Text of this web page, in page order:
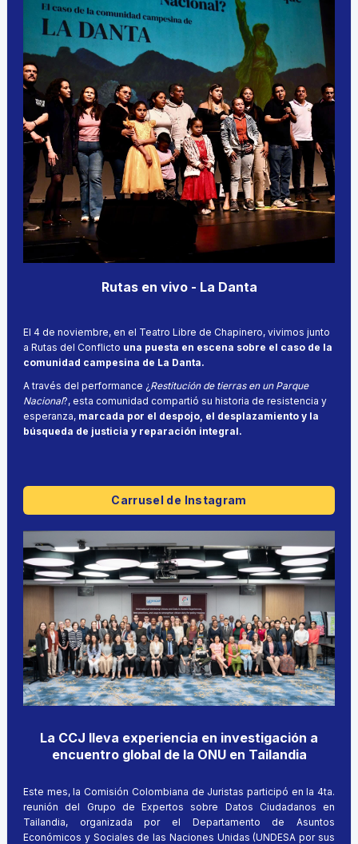
Rutas en vivo - La Danta
El 4 de noviembre, en el Teatro Libre de Chapinero, vivimos junto
a Rutas del Conflicto una puesta en escena sobre el caso de la
comunidad campesina de La Danta.
A través del performance ¿ Restitución de tierras en un Parque
Nacional?, esta comunidad compartió su historia de resistencia y
esperanza, marcada por el despojo, el desplazamiento y la
búsqueda de justicia y reparación integral.
Carrusel de Instagram
La CCJ lleva experiencia en investigación a
encuentro global de la ONU en Tailandia
Este mes, la Comisión Colombiana de Juristas participó en la 4ta.
reunión del Grupo de Expertos sobre Datos Ciudadanos en
Tailandia, organizada por el Departamento de Asuntos
Económicos y Sociales de las Naciones Unidas (UNDESA por sus